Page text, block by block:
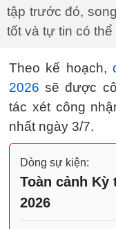
tập trước đó,
tốt và tự tin có
Theo kế hoạch,
2026 sẽ được
tác xét công
nhất ngày 3/7.
Dòng sự kiện:
Toàn cảnh Kỳ
2026